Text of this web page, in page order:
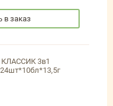
в заказ
3в1